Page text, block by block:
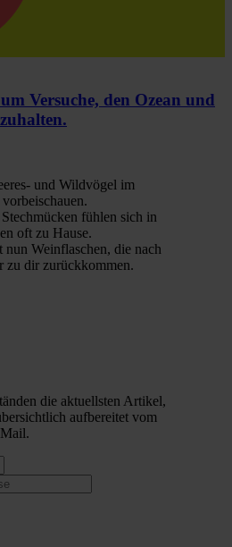
Versuche, den Ozean und
und Wildvögel im
fühlen sich in
oft zu Hause.
nun Weinflaschen, die nach
zu dir zurückkommen.
die aktuellsten Artikel,
aufbereitet vom